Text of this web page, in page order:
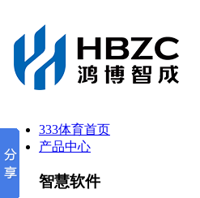
333体育首页
产品中心
智慧软件